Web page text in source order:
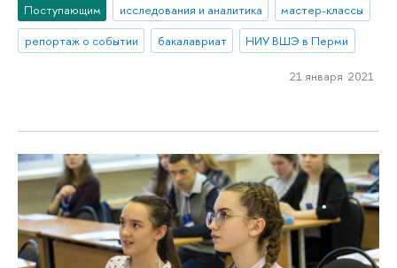
Поступающим исследования и аналитика
мастер-классы
репортаж о событии
бакалавриат НИУ ВШЭ в Перми
21 января 2021